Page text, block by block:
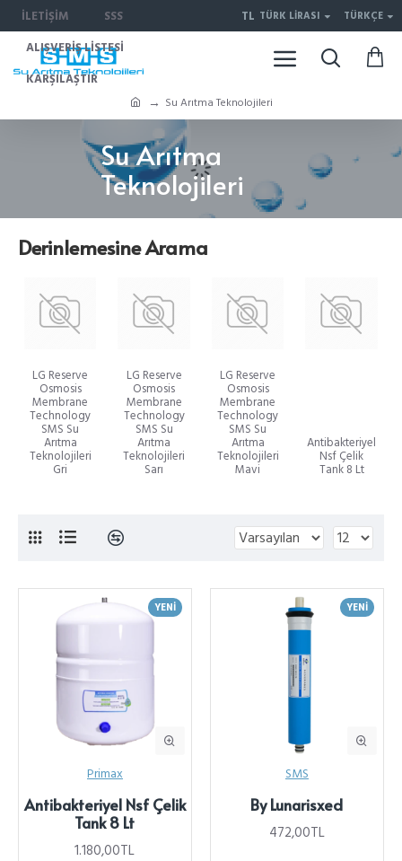
İLETIŞIM
SSS
ALIŞVERIŞ LISTESI
KARŞILAŞTIR
TL TÜRK LIRASI TÜRKÇE
Su Arıtma Teknolojileri
Su Arıtma
Teknolojileri
Derinlemesine Arama
LG Reserve
Osmosis
Membrane
Technology
SMS Su
Arıtma
Teknolojileri
Gri
LG Reserve
Osmosis
Membrane
Technology
SMS Su
Arıtma
Teknolojileri
Sarı
LG Reserve
Osmosis
Membrane
Technology
SMS Su
Arıtma
Teknolojileri
Mavi
Antibakteriyel
Nsf Çelik
Tank 8 Lt
YENI
Primax
Antibakteriyel Nsf Çelik
Tank 8 Lt
1.180,00TL
YENI
SMS
By Lunarisxed
472,00TL